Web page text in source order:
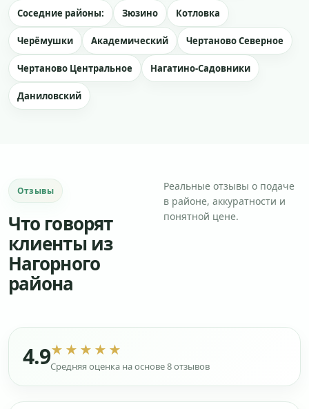
Соседние районы: Зюзино Котловка
Черёмушки Академический Чертаново Северное
Чертаново Центральное Нагатино-Садовники
Даниловский
Отзывы
Что говорят
клиенты из
Нагорного
района
Реальные отзывы о подаче
в районе, аккуратности и
понятной цене.
4.9★★★★★
Средняя оценка на основе 8 отзывов